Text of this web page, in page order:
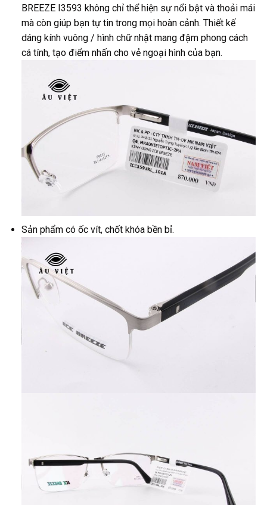
BREEZE I3593 không chỉ thể hiện sự nổi bật và thoải mái
mà còn giúp bạn tự tin trong mọi hoàn cảnh. Thiết kế
dáng kính vuông / hình chữ nhật mang đậm phong cách
cá tính, tạo điểm nhấn cho vẻ ngoại hình của bạn.
Sản phẩm có ốc vít, chốt khóa bền bỉ.